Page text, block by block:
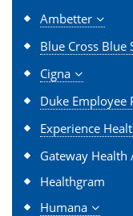
Ambetter
Blue Cross Blue
Cigna
Duke Employee
Experience
Gateway Health
Healthgram
Humana